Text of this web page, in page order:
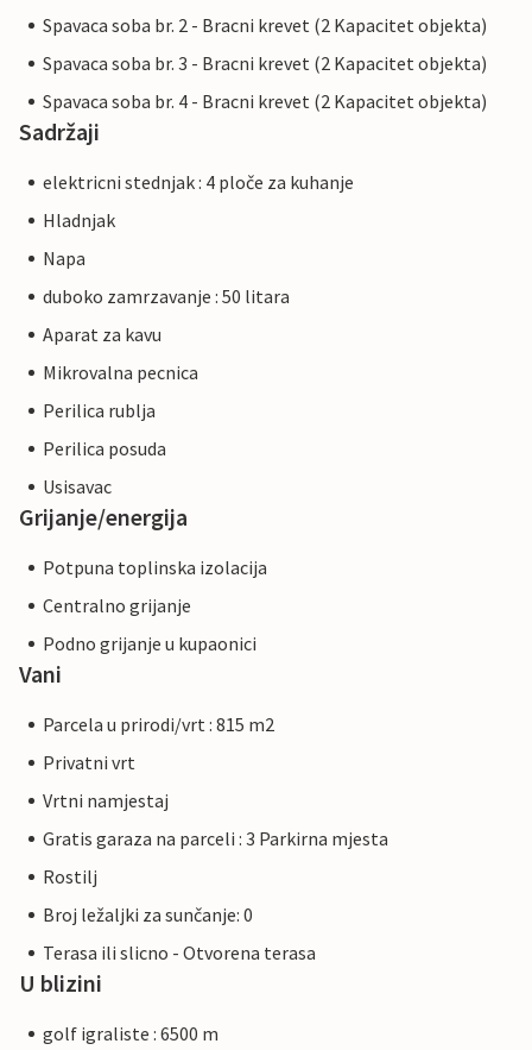
Spavaca soba br. 2 - Bracni krevet (2 Kapacitet objekta)
Spavaca soba br. 3 - Bracni krevet (2 Kapacitet objekta)
Spavaca soba br. 4 - Bracni krevet (2 Kapacitet objekta)
Sadržaji
elektricni stednjak : 4 ploče za kuhanje
Hladnjak
Napa
duboko zamrzavanje : 50 litara
Aparat za kavu
Mikrovalna pecnica
Perilica rublja
Perilica posuda
Usisavac
Grijanje/energija
Potpuna toplinska izolacija
Centralno grijanje
Podno grijanje u kupaonici
Vani
Parcela u prirodi/vrt : 815 m2
Privatni vrt
Vrtni namjestaj
Gratis garaza na parceli : 3 Parkirna mjesta
Rostilj
Broj ležaljki za sunčanje: 0
Terasa ili slicno - Otvorena terasa
U blizini
golf igraliste : 6500 m